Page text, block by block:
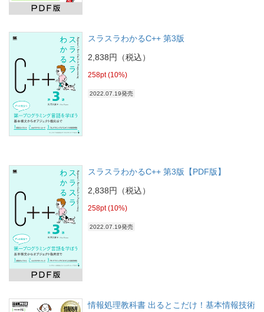
スラスラわかるC++ 第3版
2,838円（税込）
258pt (10%)
2022.07.19発売
スラスラわかるC++ 第3版【PDF版】
2,838円（税込）
258pt (10%)
2022.07.19発売
情報処理教科書 出るとこだけ！基本情報技術